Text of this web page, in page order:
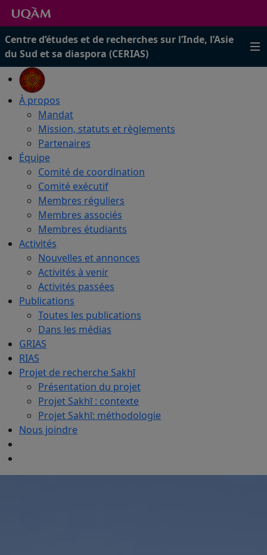
Centre d’études et de recherches sur l’Inde, l’Asie
du Sud et sa diaspora (CERIAS)
À propos
Mandat
Mission, statuts et règlements
Partenaires
Équipe
Comité de coordination
Comité exécutif
Membres réguliers
Membres associés
Membres étudiants
Activités
Nouvelles et annonces
Activités à venir
Activités passées
Publications
Toutes les publications
Dans les médias
GRIAS
RIAS
Projet de recherche Sakhī
Présentation du projet
Projet Sakhī : contexte
Projet Sakhī: méthodologie
Nous joindre